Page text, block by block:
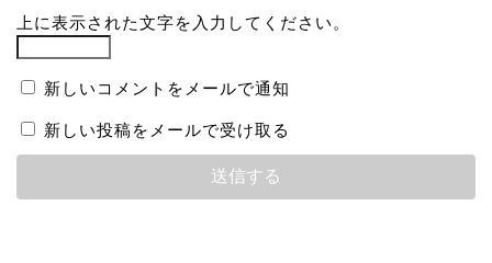
上に表示された文字を入力してください。
新しいコメントをメールで通知
新しい投稿をメールで受け取る